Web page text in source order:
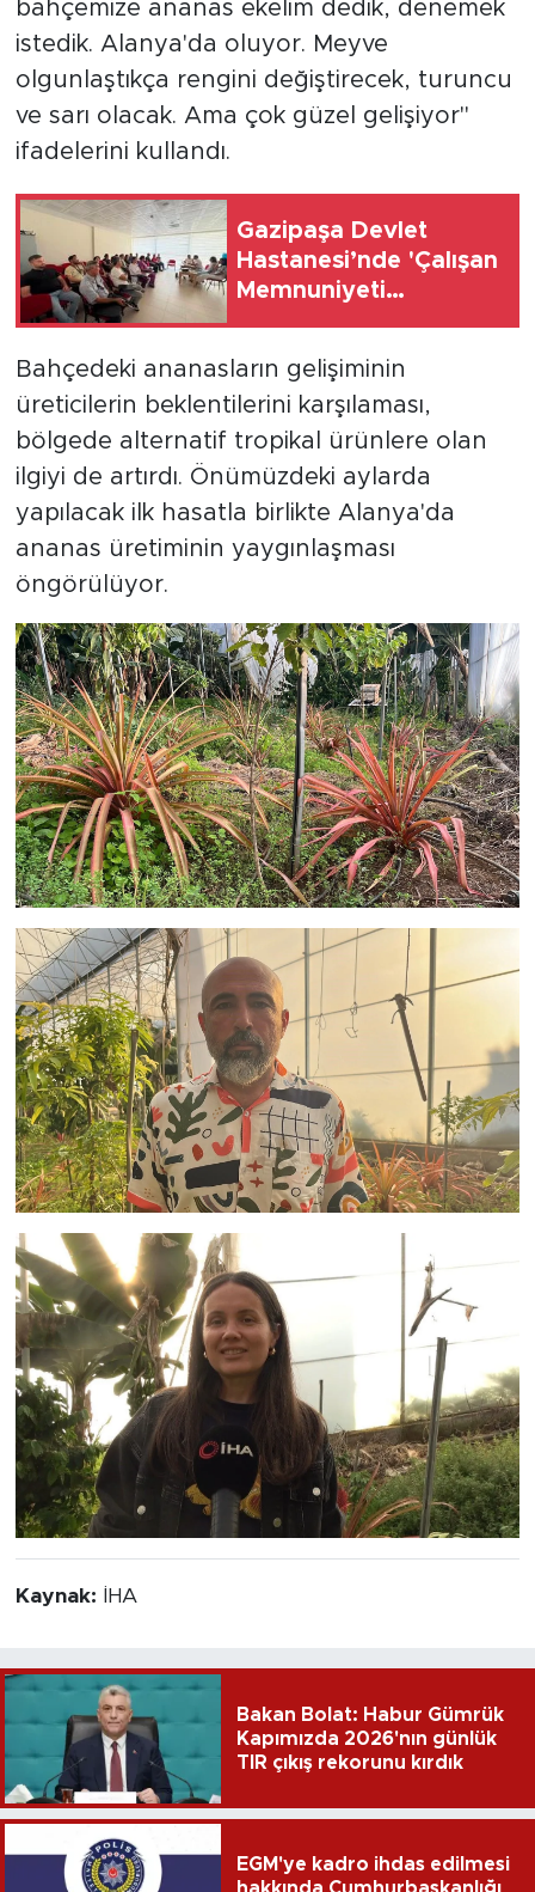
bahçemize ananas ekelim dedik, denemek
istedik. Alanya'da oluyor. Meyve
olgunlaştıkça rengini değiştirecek, turuncu
ve sarı olacak. Ama çok güzel gelişiyor''
ifadelerini kullandı.
Gazipaşa Devlet
Hastanesi’nde 'Çalışan
Memnuniyeti
Bahçedeki ananasların gelişiminin
üreticilerin beklentilerini karşılaması,
bölgede alternatif tropikal ürünlere olan
ilgiyi de artırdı. Önümüzdeki aylarda
yapılacak ilk hasatla birlikte Alanya'da
ananas üretiminin yaygınlaşması
öngörülüyor.
Kaynak: İHA
Bakan Bolat: Habur Gümrük
Kapımızda 2026'nın günlük
TIR çıkış rekorunu kırdık
EGM'ye kadro ihdas edilmesi